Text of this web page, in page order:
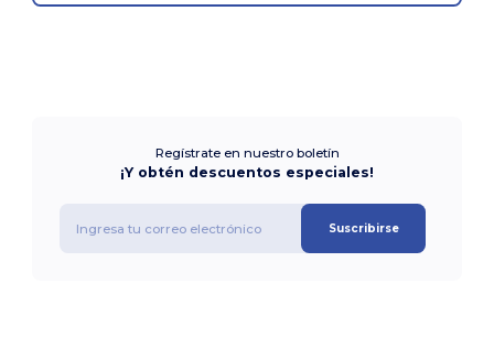
Regístrate en nuestro boletín
¡Y obtén descuentos especiales!
Suscribirse